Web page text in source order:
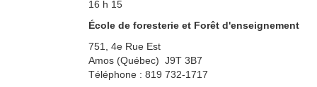
16 h 15
École de foresterie et Forêt d'enseignement
751, 4e Rue Est
Amos (Québec) J9T 3B7
Téléphone : 819 732-1717